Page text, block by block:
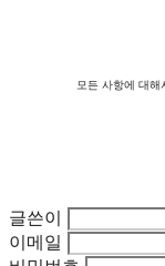
모든 사항에 대
글쓴이
이메일